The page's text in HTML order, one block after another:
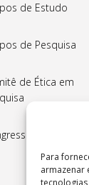
Para
armazenar
de Estudo
de Pesquisa
de Ética em